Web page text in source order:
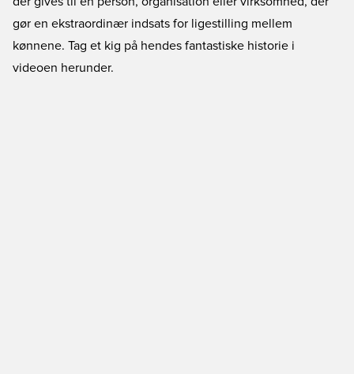
gør en ekstraordinær indsats for ligestilling mellem
kønnene. Tag et kig på hendes fantastiske historie i
videoen herunder.